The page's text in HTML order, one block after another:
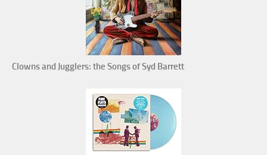
Clowns and Jugglers: the Songs of Syd Barrett